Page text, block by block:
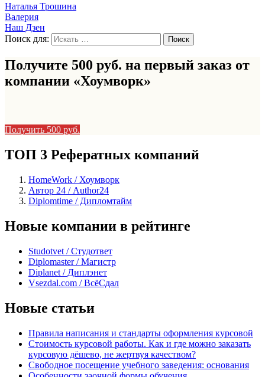
Наталья Трошина
Валерия
Наш Дзен
Поиск для:
Получите 500 руб. на первый заказ от
компании «Хоумворк»
Получить 500 руб.
ТОП 3 Рефератных компаний
HomeWork / Хоумворк
Автор 24 / Author24
Diplomtime / Дипломтайм
Новые компании в рейтинге
Studotvet / Студответ
Diplomaster / Магистр
Diplanet / Диплэнет
Vsezdal.com / ВсёСдал
Новые статьи
Правила написания и стандарты оформления курсовой
Стоимость курсовой работы. Как и где можно заказать
курсовую дёшево, не жертвуя качеством?
Свободное посещение учебного заведения: основания